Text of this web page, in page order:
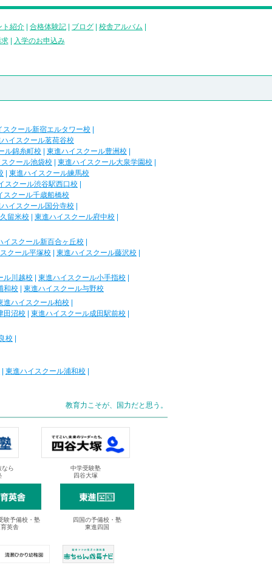
ト紹介 合格体験記 ブログ 校舎アルバム
|
入学のお申込み
スクール新宿エルタワー校
イスクール茗荷谷校
ル錦糸町校 東進ハイスクール豊洲校
クール池袋校 東進ハイスクール大泉学園校
東進ハイスクール練馬校
スクール渋谷駅西口校
スクール千歳船橋校
イスクール国分寺校
留米校 東進ハイスクール府中校
イスクール新百合ヶ丘校
クール平塚校 東進ハイスクール藤沢校
ル川越校 東進ハイスクール小手指校
和校
東進ハイスクール与野校
進ハイスクール柏校
田沼校 東進ハイスクール成田駅前校
校
東進ハイスクール浦和校
教育力こそが、国力だと思う。
なら
中学受験塾
四谷大塚
験予備校・塾
英舎
四国の予備校・塾
東進四国